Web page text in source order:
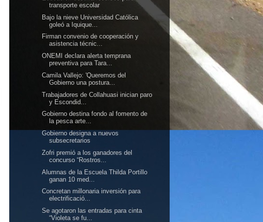
transporte escolar
Bajo la nieve Universidad Católica
goleó a Iquique...
Firman convenio de cooperación y
asistencia técnic...
ONEMI declara alerta temprana
preventiva para Tara...
Camila Vallejo: 'Queremos del
Gobierno una postura...
Trabajadores de Collahuasi inician paro
y Escondid...
Gobierno destina fondo al fomento de
la pesca arte...
Gobierno designa a nuevos
subsecretarios
Zofri premió a los ganadores del
concurso “Rostros...
Alumnas de la Escuela Thilda Portillo
ganan 10 med...
Concretan millonaria inversión para
electrificació...
Se agotaron las entradas para cinta
“Violeta se fu...